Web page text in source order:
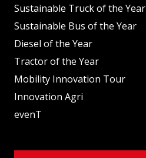
Sustainable Truck of the Year
Sustainable Bus of the Year
Diesel of the Year
Tractor of the Year
Mobility Innovation Tour
Innovation Agri
evenT